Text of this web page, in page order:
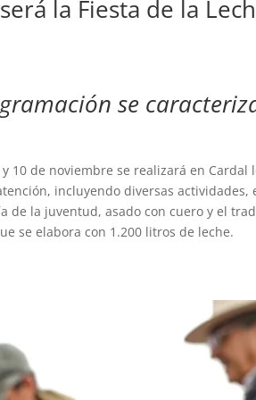
la Fiesta de la
se
10 de noviembre se realizará en Cardal
incluyendo diversas
de la juventud, asado con cuero y el
se elabora con 1.200 litros de leche.